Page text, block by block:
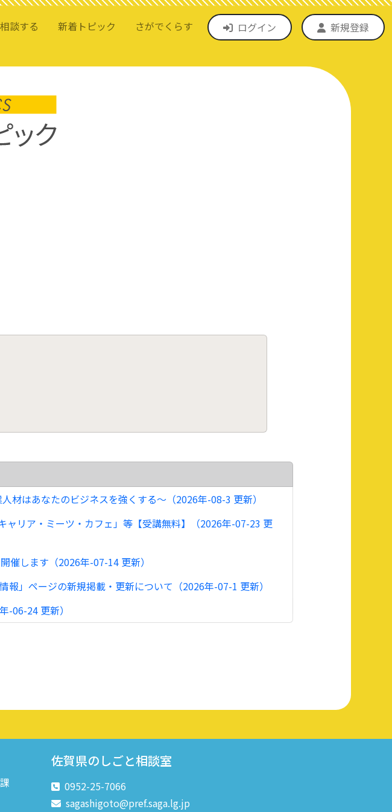
相談する 新着トピック さがでくらす ログイン 新規登録
材はあなたのビジネスを強くする～（2026年-08-3 更新）
リア・ミーツ・カフェ」等【受講無料】（2026年-07-23 更
催します（2026年-07-14 更新）
」ページの新規掲載・更新について（2026年-07-1 更新）
-06-24 更新）
佐賀県のしごと相談室
0952-25-7066
sagashigoto@pref.saga.lg.jp